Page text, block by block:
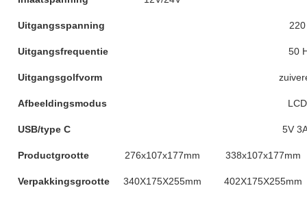
Uitgangsspanning
Uitgangsfrequentie 50
Uitgangsgolfvorm
Afbeeldingsmodus
USB/type C 5V
Productgrootte 276x107x177mm 338x107x177mm
Verpakkingsgrootte 340X175X255mm 402X175X255mm